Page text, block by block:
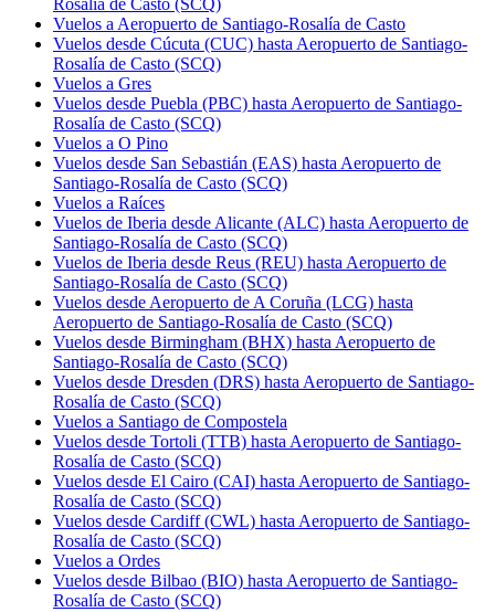
Rosalía de Casto (SCQ)
Vuelos a Aeropuerto de Santiago-Rosalía de Casto
Vuelos desde Cúcuta (CUC) hasta Aeropuerto de Santiago-
Rosalía de Casto (SCQ)
Vuelos a Gres
Vuelos desde Puebla (PBC) hasta Aeropuerto de Santiago-
Rosalía de Casto (SCQ)
Vuelos a O Pino
Vuelos desde San Sebastián (EAS) hasta Aeropuerto de
Santiago-Rosalía de Casto (SCQ)
Vuelos a Raíces
Vuelos de Iberia desde Alicante (ALC) hasta Aeropuerto de
Santiago-Rosalía de Casto (SCQ)
Vuelos de Iberia desde Reus (REU) hasta Aeropuerto de
Santiago-Rosalía de Casto (SCQ)
Vuelos desde Aeropuerto de A Coruña (LCG) hasta
Aeropuerto de Santiago-Rosalía de Casto (SCQ)
Vuelos desde Birmingham (BHX) hasta Aeropuerto de
Santiago-Rosalía de Casto (SCQ)
Vuelos desde Dresden (DRS) hasta Aeropuerto de Santiago-
Rosalía de Casto (SCQ)
Vuelos a Santiago de Compostela
Vuelos desde Tortoli (TTB) hasta Aeropuerto de Santiago-
Rosalía de Casto (SCQ)
Vuelos desde El Cairo (CAI) hasta Aeropuerto de Santiago-
Rosalía de Casto (SCQ)
Vuelos desde Cardiff (CWL) hasta Aeropuerto de Santiago-
Rosalía de Casto (SCQ)
Vuelos a Ordes
Vuelos desde Bilbao (BIO) hasta Aeropuerto de Santiago-
Rosalía de Casto (SCQ)